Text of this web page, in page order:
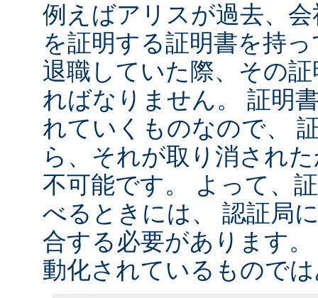
例えばアリスが過去、
を証明する証明書を持
退職していた際、その
ればなりません。 証明
れていくものなので、
ら、それが取り消され
不可能です。 よって、
べるときには、 認証局
合する必要があります
動化されているもので